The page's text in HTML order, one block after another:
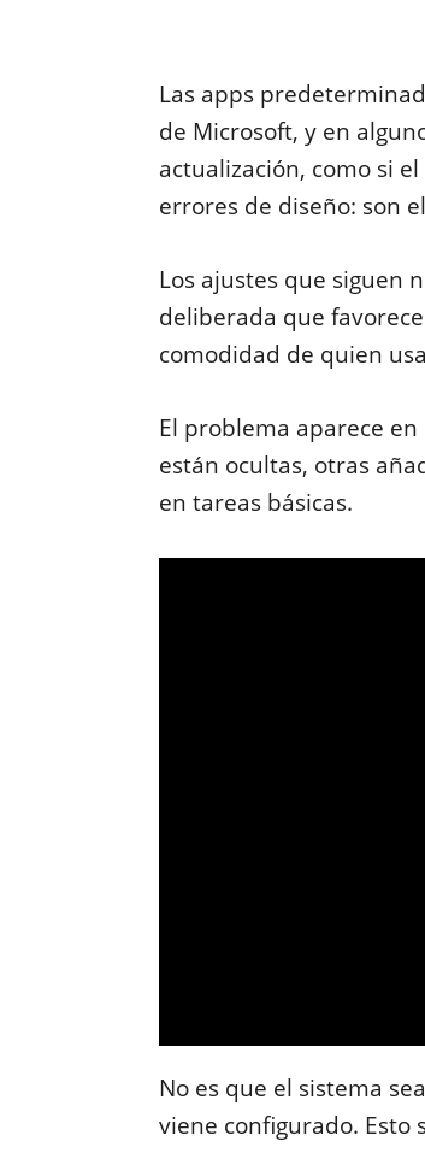
Las apps
de Microsoft, y en
actualización, como si
errores de diseño: son
Los ajustes que siguen
deliberada que
comodidad de quien
El problema aparece
están ocultas, otras
en tareas básicas.
No es que el sistema
viene configurado. Esto